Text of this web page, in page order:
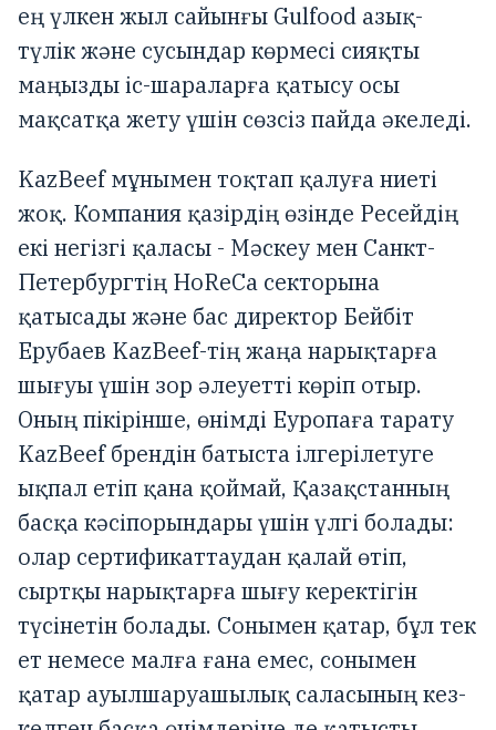
ең үлкен жыл сайынғы Gulfood азық-
түлік және сусындар көрмесі сияқты
маңызды іс-шараларға қатысу осы
мақсатқа жету үшін сөзсіз пайда әкеледі.
KazBeef мұнымен тоқтап қалуға ниеті
жоқ. Компания қазірдің өзінде Ресейдің
екі негізгі қаласы - Мәскеу мен Санкт-
Петербургтің HoReCa секторына
қатысады және бас директор Бейбіт
Ерубаев KazBeef-тің жаңа нарықтарға
шығуы үшін зор әлеуетті көріп отыр.
Оның пікірінше, өнімді Еуропаға тарату
KazBeef брендін батыста ілгерілетуге
ықпал етіп қана қоймай, Қазақстанның
басқа кәсіпорындары үшін үлгі болады:
олар сертификаттаудан қалай өтіп,
сыртқы нарықтарға шығу керектігін
түсінетін болады. Сонымен қатар, бұл тек
ет немесе малға ғана емес, сонымен
қатар ауылшаруашылық саласының кез-